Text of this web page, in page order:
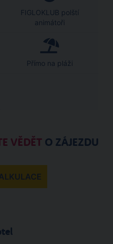
FIGLOKLUB polští
animátoři
Přímo na pláži
VĚDĚT O ZÁJEZDU